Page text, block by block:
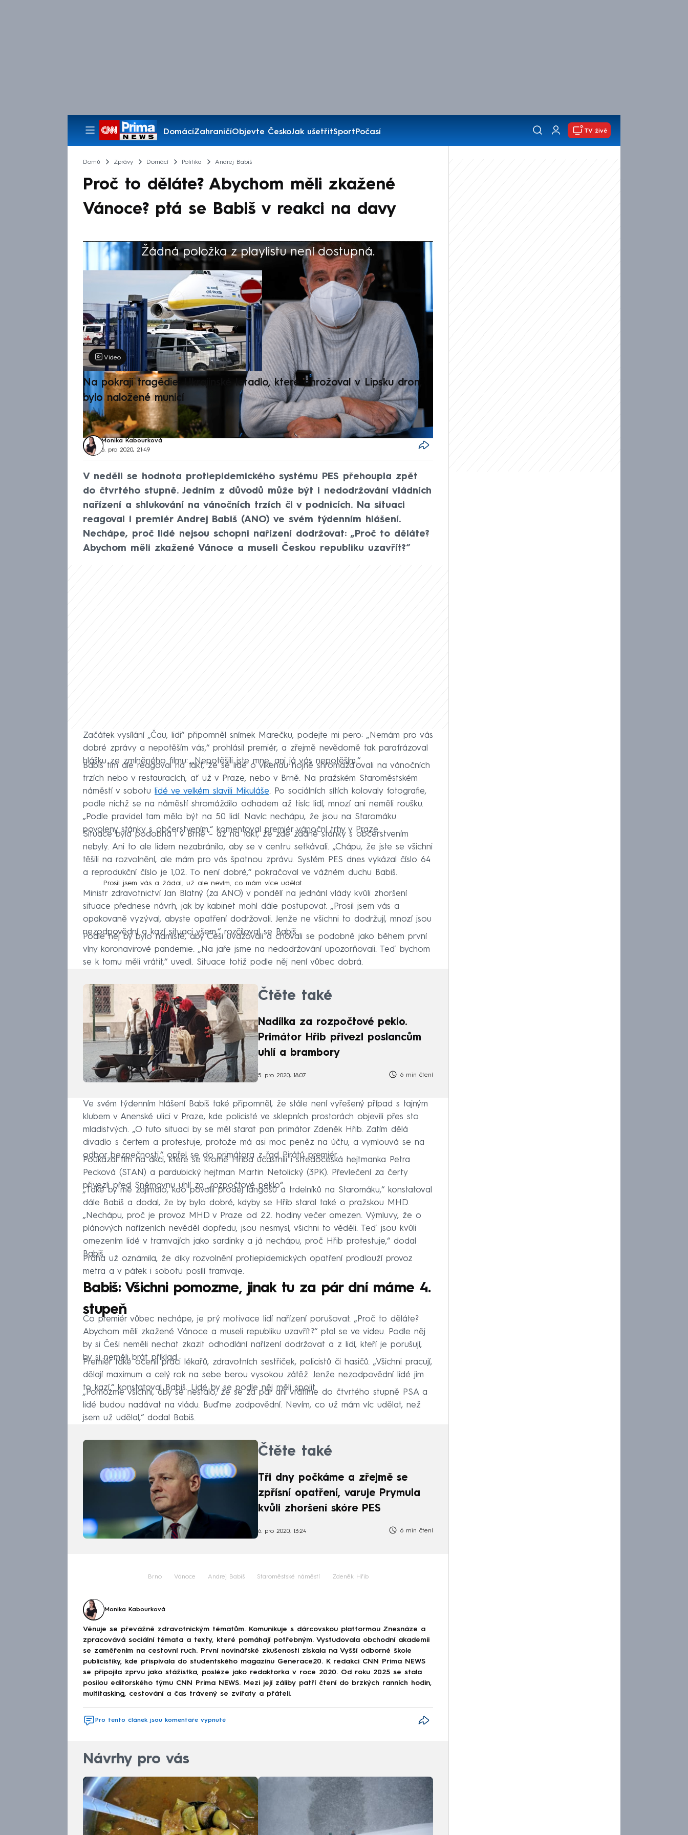
DomácíZahraničíObjevte ČeskoJak ušetřitSportPočasí
Pořady
TV živě
Domů Zprávy Domácí Politika Andrej Babiš
Proč to děláte? Abychom měli zkažené
Vánoce? ptá se Babiš v reakci na davy
Žádná položka z playlistu není dostupná.
Výběr redakce
Video
Na pokraji tragédie: Ukrajinské letadlo, které ohrožoval v Lipsku dron,
bylo naložené municí
Monika Kabourková
6. pro 2020, 21:49
V neděli se hodnota protiepidemického systému PES přehoupla zpět
do čtvrtého stupně. Jedním z důvodů může být i nedodržování vládních
nařízení a shlukování na vánočních trzích či v podnicích. Na situaci
reagoval i premiér Andrej Babiš (ANO) ve svém týdenním hlášení.
Nechápe, proč lidé nejsou schopni nařízení dodržovat: „Proč to děláte?
Abychom měli zkažené Vánoce a museli Českou republiku uzavřít?“
Začátek vysílání „Čau, lidi“ připomněl snímek Marečku, podejte mi pero: „Nemám pro vás
dobré zprávy a nepotěším vás,“ prohlásil premiér, a zřejmě nevědomě tak parafrázoval
hlášku ze zmíněného filmu: „Nepotěšili jste mne, ani já vás nepotěším.“
Babiš tím ale reagoval na fakt, že se lidé o víkendu hojně shromažďovali na vánočních
trzích nebo v restauracích, ať už v Praze, nebo v Brně. Na pražském Staroměstském
náměstí v sobotu
lidé ve velkém slavili Mikuláše. Po sociálních sítích kolovaly fotografie,
podle nichž se na náměstí shromáždilo odhadem až tisíc lidí, mnozí ani neměli roušku.
„Podle pravidel tam mělo být na 50 lidí. Navíc nechápu, že jsou na Staromáku
povoleny stánky s občerstvením,“ komentoval premiér vánoční trhy v Praze.
Situace byla podobná i v Brně – až na fakt, že zde žádné stánky s občerstvením
nebyly. Ani to ale lidem nezabránilo, aby se v centru setkávali. „Chápu, že jste se všichni
těšili na rozvolnění, ale mám pro vás špatnou zprávu. Systém PES dnes vykázal číslo 64
a reprodukční číslo je 1,02. To není dobré,“ pokračoval ve vážném duchu Babiš.
Prosil jsem vás a žádal, už ale nevím, co mám více udělat.
Ministr zdravotnictví Jan Blatný (za ANO) v pondělí na jednání vlády kvůli zhoršení
situace přednese návrh, jak by kabinet mohl dále postupovat. „Prosil jsem vás a
opakovaně vyzýval, abyste opatření dodržovali. Jenže ne všichni to dodržují, mnozí jsou
nezodpovědní a kazí situaci všem,“ rozčiloval se Babiš.
Podle něj by bylo namístě, aby Češi uvažovali a chovali se podobně jako během první
vlny koronavirové pandemie. „Na jaře jsme na nedodržování upozorňovali. Teď bychom
se k tomu měli vrátit,“ uvedl. Situace totiž podle něj není vůbec dobrá.
Čtěte také
Nadílka za rozpočtové peklo.
Primátor Hřib přivezl poslancům
uhlí a brambory
5. pro 2020, 18:07 6 min čtení
Ve svém týdenním hlášení Babiš také připomněl, že stále není vyřešený případ s tajným
klubem v Anenské ulici v Praze, kde policisté ve sklepních prostorách objevili přes sto
mladistvých. „O tuto situaci by se měl starat pan primátor Zdeněk Hřib. Zatím dělá
divadlo s čertem a protestuje, protože má asi moc peněz na účtu, a vymlouvá se na
odbor bezpečnosti,“ opřel se do primátora z řad Pirátů premiér.
Poukázal tím na akci, které se kromě Hřiba účastnili i středočeská hejtmanka Petra
Pecková (STAN) a pardubický hejtman Martin Netolický (3PK). Převlečení za čerty
přivezli před Sněmovnu uhlí za „rozpočtové peklo“.
„Také by mě zajímalo, kdo povolil prodej langošů a trdelníků na Staromáku,“ konstatoval
dále Babiš a dodal, že by bylo dobré, kdyby se Hřib staral také o pražskou MHD.
„Nechápu, proč je provoz MHD v Praze od 22. hodiny večer omezen. Výmluvy, že o
plánových nařízeních nevěděl dopředu, jsou nesmysl, všichni to věděli. Teď jsou kvůli
omezením lidé v tramvajích jako sardinky a já nechápu, proč Hřib protestuje,“ dodal
Babiš.
Praha už oznámila, že díky rozvolnění protiepidemických opatření prodlouží provoz
metra a v pátek i sobotu posílí tramvaje.
Babiš: Všichni pomozme, jinak tu za pár dní máme 4.
stupeň
Co premiér vůbec nechápe, je prý motivace lidí nařízení porušovat. „Proč to děláte?
Abychom měli zkažené Vánoce a museli republiku uzavřít?“ ptal se ve videu. Podle něj
by si Češi neměli nechat zkazit odhodlání nařízení dodržovat a z lidí, kteří je porušují,
by si neměli brát příklad.
Premiér také ocenil práci lékařů, zdravotních sestřiček, policistů či hasičů. „Všichni pracují,
dělají maximum a celý rok na sebe berou vysokou zátěž. Jenže nezodpovědní lidé jim
to kazí,“ konstatoval Babiš. Lidé by se podle něj měli spojit.
„Pomozme všichni, aby se nestalo, že se za pár dní vrátíme do čtvrtého stupně PSA a
lidé budou nadávat na vládu. Buďme zodpovědní. Nevím, co už mám víc udělat, než
jsem už udělal,“ dodal Babiš.
Čtěte také
Tři dny počkáme a zřejmě se
zpřísní opatření, varuje Prymula
kvůli zhoršení skóre PES
6. pro 2020, 13:24 6 min čtení
Brno Vánoce Andrej Babiš Staroměstské náměstí Zdeněk Hřib
Monika Kabourková
Věnuje se převážně zdravotnickým tématům. Komunikuje s dárcovskou platformou Znesnáze a
zpracovává sociální témata a texty, které pomáhají potřebným. Vystudovala obchodní akademii
se zaměřením na cestovní ruch. První novinářské zkušenosti získala na Vyšší odborné škole
publicistiky, kde přispívala do studentského magazínu Generace20. K redakci CNN Prima NEWS
se připojila zprvu jako stážistka, posléze jako redaktorka v roce 2020. Od roku 2025 se stala
posilou editorského týmu CNN Prima NEWS. Mezi její záliby patří čtení do brzkých ranních hodin,
multitasking, cestování a čas trávený se zvířaty a přáteli.
Pro tento článek jsou komentáře vypnuté
Návrhy pro vás